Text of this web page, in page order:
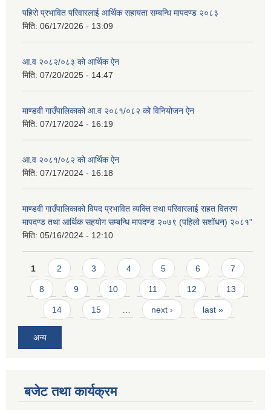
पहिरो प्रभावित परिवारलाई आर्थिक सहायता सम्बन्धि मापदण्ड २०८३
मिति: 06/17/2026 - 13:09
आ.व २०८२/०८३ को आर्थिक ऐन
मिति: 07/20/2025 - 14:47
माण्डवी गाउँपालिकाको आ.व २०८१/०८२ को विनियोजन ऐन
मिति: 07/17/2024 - 16:19
आ.व २०८१/०८२ को आर्थिक ऐन
मिति: 07/17/2024 - 16:18
माण्डवी गाउँपालिकाको विपद प्रभावित व्यक्ति तथा परिवारलाई राहत वितरण
मापदण्ड तथा आर्थिक सहयोग सम्बन्धि मापदण्ड २०७९ (पहिलो सशोंधन) २०८१”
मिति: 05/16/2024 - 12:10
Pages
1 2 3 4 5 6 7
8 9 10 11 12 13
14 15 next › last »
अन्य
बजेट तथा कार्यक्रम